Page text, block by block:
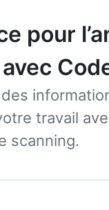
pour
travail
scanning.